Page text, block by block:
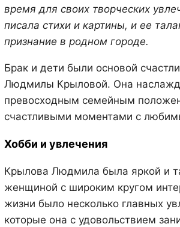
время для своих творческих
писала стихи и картины, и ее
признание в родном городе.
Брак и дети были основой
Людмилы Крыловой. Она
превосходным семейным
счастливыми моментами с
Хобби и увлечения
Крылова Людмила была яркой и
женщиной с широким кругом
жизни было несколько главных
которые она с удовольствием